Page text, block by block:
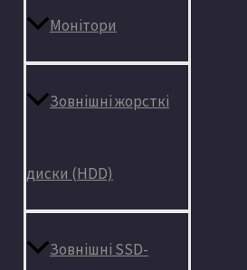
Монітори
Зовнішні жорсткі
диски (HDD)
Зовнішні SSD-